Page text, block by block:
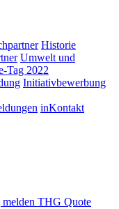
Historie
Umwelt und
Tag 2022
Initiativbewerbung
inKontakt
THG Quote